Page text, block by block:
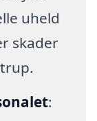
uheld
skader
: